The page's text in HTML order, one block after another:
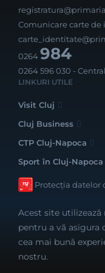
Comunicare carte de
0264984
0264 596 030 -
LINKURI UTILE
Visit Cluj
Cluj Business
CTP Cluj-Napoca
Sport în Cluj-Napoca
Protecția datelor
Realizat cu
Acest site
pentru a vă asigura
cea mai bună
nostru.